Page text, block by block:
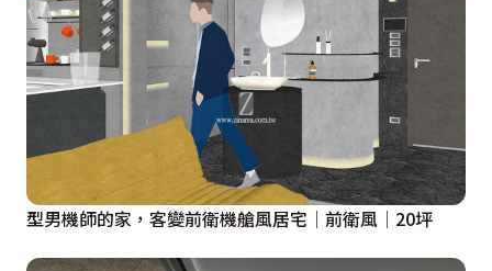
型男機師的家，客變前衛機艙風居宅│前衛風│20坪